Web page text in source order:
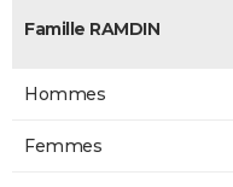
Famille RAMDIN
Hommes
Femmes